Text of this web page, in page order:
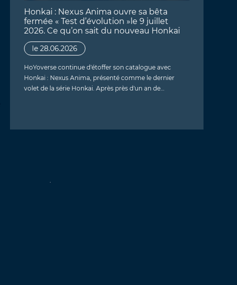
Honkai : Nexus Anima ouvre sa bêta
fermée « Test d’évolution »le 9 juillet
2026. Ce qu’on sait du nouveau Honkai
le 28.06.2026
HoYoverse continue d'étoffer son catalogue avec
Honkai : Nexus Anima, présenté comme le dernier
volet de la série Honkai. Après près d'un an de…